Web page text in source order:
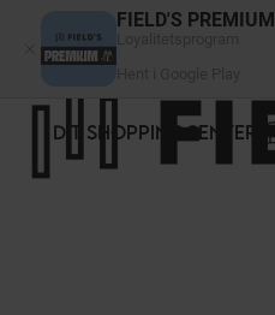
FIELD'S PREMIUM
DIT SHOPPINGCENTER
CCookie-styringspanel